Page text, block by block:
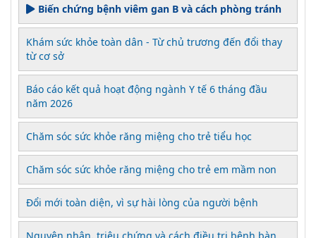
Biến chứng bệnh viêm gan B và cách phòng tránh
Khám sức khỏe toàn dân - Từ chủ trương đến đổi thay
từ cơ sở
Báo cáo kết quả hoạt động ngành Y tế 6 tháng đầu
năm 2026
Chăm sóc sức khỏe răng miệng cho trẻ tiểu học
Chăm sóc sức khỏe răng miệng cho trẻ em mầm non
Đổi mới toàn diện, vì sự hài lòng của người bệnh